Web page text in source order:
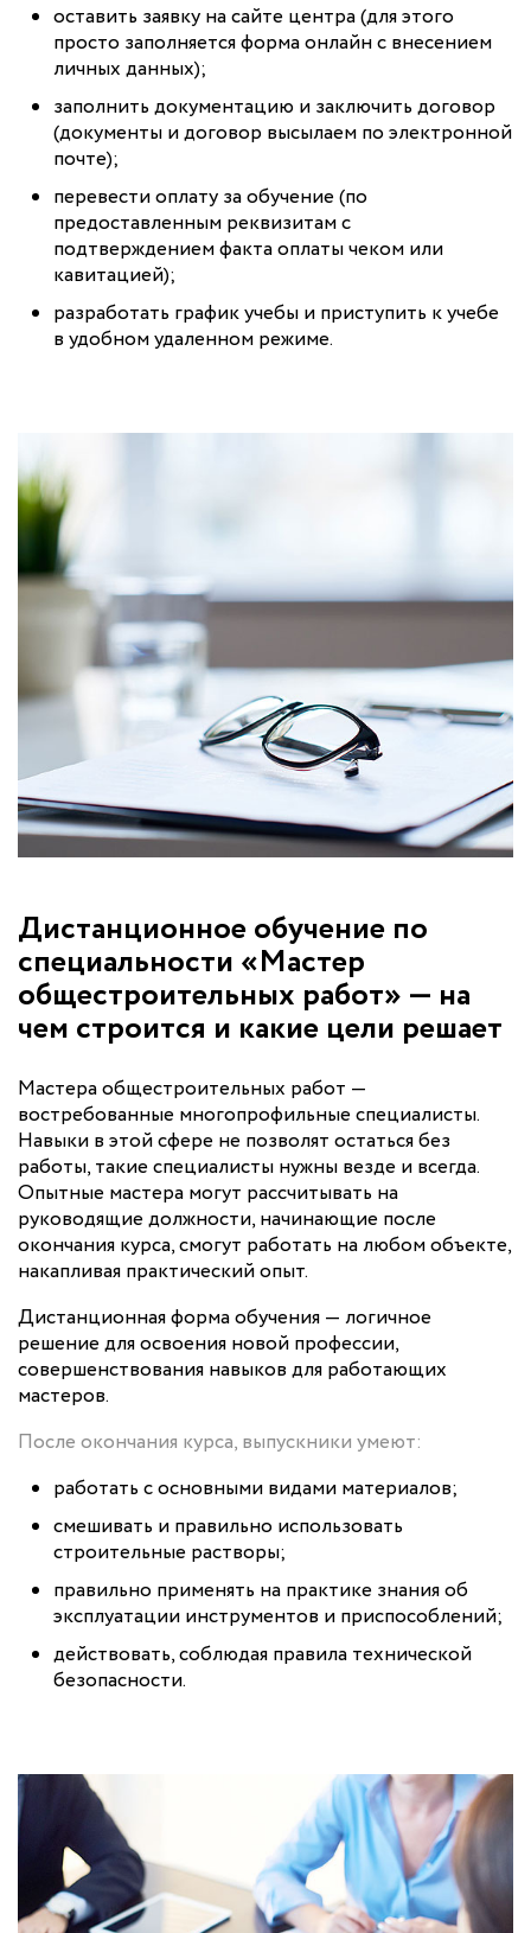
оставить заявку на сайте центра (для этого
просто заполняется форма онлайн с внесением
личных данных);
заполнить документацию и заключить договор
(документы и договор высылаем по электронной
почте);
перевести оплату за обучение (по
предоставленным реквизитам с
подтверждением факта оплаты чеком или
кавитацией);
разработать график учебы и приступить к учебе
в удобном удаленном режиме.
Дистанционное обучение по
специальности «Мастер
общестроительных работ» — на
чем строится и какие цели решает
Мастера общестроительных работ —
востребованные многопрофильные специалисты.
Навыки в этой сфере не позволят остаться без
работы, такие специалисты нужны везде и всегда.
Опытные мастера могут рассчитывать на
руководящие должности, начинающие после
окончания курса, смогут работать на любом объекте,
накапливая практический опыт.
Дистанционная форма обучения — логичное
решение для освоения новой профессии,
совершенствования навыков для работающих
мастеров.
После окончания курса, выпускники умеют:
работать с основными видами материалов;
смешивать и правильно использовать
строительные растворы;
правильно применять на практике знания об
эксплуатации инструментов и приспособлений;
действовать, соблюдая правила технической
безопасности.